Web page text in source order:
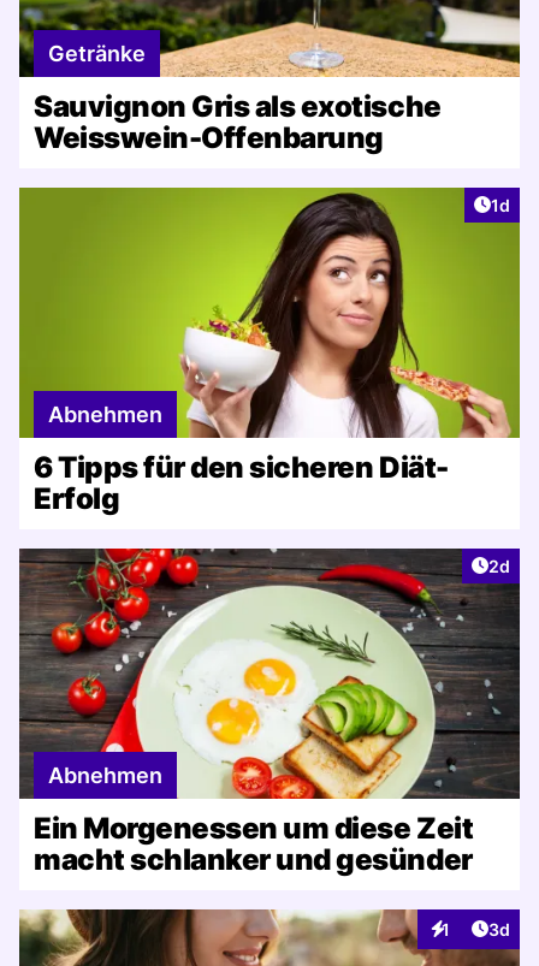
Getränke
Sauvignon Gris als exotische
Weisswein-Offenbarung
1d
Abnehmen
6 Tipps für den sicheren Diät-
Erfolg
2d
Abnehmen
Ein Morgenessen um diese Zeit
macht schlanker und gesünder
1
Interaktionen
3d